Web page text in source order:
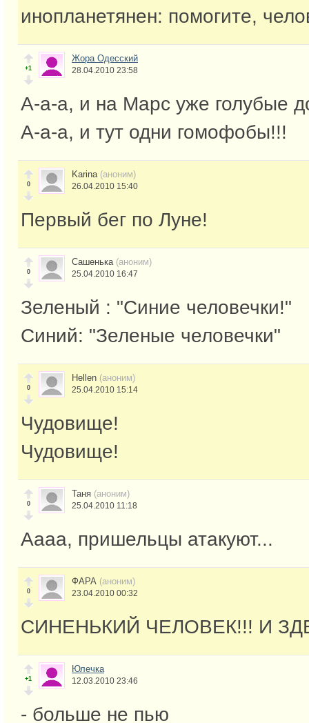
инопланетянен: помогите,
+1
Жора Одесский
28.04.2010 23:58
А-а-а, и на Марс уже голубые
А-а-а, и тут одни гомофобы!!!
0
Karina (аноним)
26.04.2010 15:40
Первый бег по Луне!
0
Сашенька (аноним)
25.04.2010 16:47
Зеленый : "Синие человечки!"
Синий: "Зеленые человечки"
0
Hellen (аноним)
25.04.2010 15:14
Чудовище!
Чудовище!
0
Таня (аноним)
25.04.2010 11:18
Аааа, пришельцы атакуют...
0
ФАРА (аноним)
23.04.2010 00:32
СИНЕНЬКИЙ ЧЕЛОВЕК!!! И
+1
Юлечка
12.03.2010 23:46
- больше не пью